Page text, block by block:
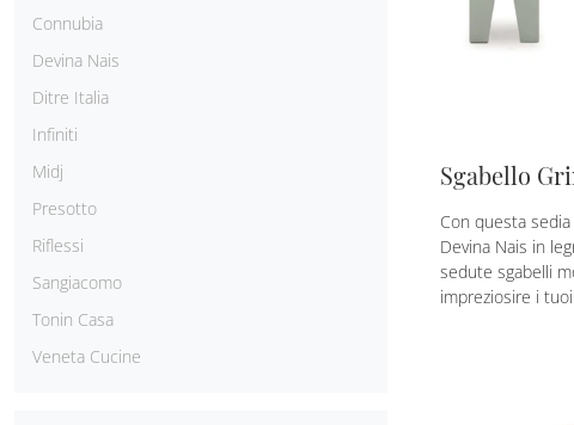
Connubia
Devina Nais
Ditre Italia
Infiniti
Midj
Presotto
Riflessi
Sangiacomo
Tonin Casa
Veneta Cucine
Sgabello
Con questa
Devina Nais in
sedute sgabelli
impreziosire i